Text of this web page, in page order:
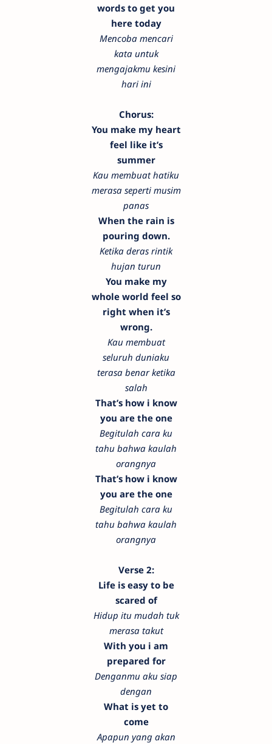
words to get you
here today
Mencoba mencari
kata untuk
mengajakmu kesini
hari ini
Chorus:
You make my heart
feel like it’s
summer
Kau membuat hatiku
merasa seperti musim
panas
When the rain is
pouring down.
Ketika deras rintik
hujan turun
You make my
whole world feel so
right when it’s
wrong.
Kau membuat
seluruh duniaku
terasa benar ketika
salah
That’s how i know
you are the one
Begitulah cara ku
tahu bahwa kaulah
orangnya
That’s how i know
you are the one
Begitulah cara ku
tahu bahwa kaulah
orangnya
Verse 2:
Life is easy to be
scared of
Hidup itu mudah tuk
merasa takut
With you i am
prepared for
Denganmu aku siap
dengan
What is yet to
come
Apapun yang akan